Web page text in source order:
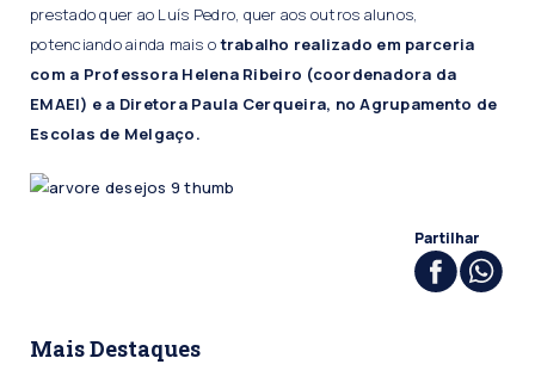
prestado quer ao Luís Pedro, quer aos outros alunos,
potenciando ainda mais otrabalho realizado em parceria
com a Professora Helena Ribeiro (coordenadora da
EMAEI) e a Diretora Paula Cerqueira, no Agrupamento de
Escolas de Melgaço.
Partilhar
Mais Destaques